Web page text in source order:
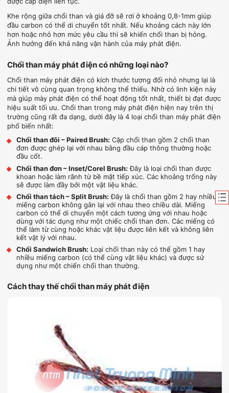
Khe rộng giữa chổi than và giá đỡ sẽ rơi ở khoảng 0,8-1mm giúp
đầu carbon có thể di chuyển tốt nhất. Nếu khoảng cách này lớn
hơn hoặc nhỏ hơn mức yêu cầu thì sẽ khiến chổi than bị hỏng.
Ảnh hưởng đến khả năng vận hành của máy phát điện.
Chổi than máy phát điện có những loại nào?
Chổi than máy phát điện có kích thước tương đối nhỏ nhưng lại là
chi tiết vô cùng quan trọng không thể thiếu. Nhờ có linh kiện này
mà giúp mày phát điện có thể hoạt động tốt nhất, thiết bị đạt được
hiệu suất tối ưu. Chổi than trong máy phát điện hiện nay trên thị
trường cũng rất đa dạng, dưới đây là 4 loại chổi than máy phát điện
phổ biến nhất:
Chổi than đôi – Paired Brush: Cặp chổi than gồm 2 chổi than
đơn được ghép lại với nhau bằng đầu cáp thông thường hoặc
đầu cốt.
Chổi than đơn – Inset/Corel Brush: Đây là loại chổi than được
khoan hoặc làm rãnh từ bề mặt tiếp xúc. Các khoảng trống này
sẽ được làm đầy bởi một vật liệu khác.
Chổi than tách – Split Brush: Đây là chổi than gồm 2 hay nhiều
miếng carbon không gắn lại với nhau theo chiều dài. Miếng
carbon có thể di chuyển một cách tương ứng với nhau hoặc
dùng với tác dụng như một chiếc chổi than đơn. Các miếng có
thể làm từ cùng hoặc khác vật liệu được liên kết và không liên
kết vật lý với nhau.
Chổi Sandwich Brush: Loại chổi than này có thể gồm 1 hay
nhiều miếng carbon (có thể cùng vật liệu khác) và được sử
dụng như một chiến chổi than thường.
Cách thay thế chổi than máy phát điện